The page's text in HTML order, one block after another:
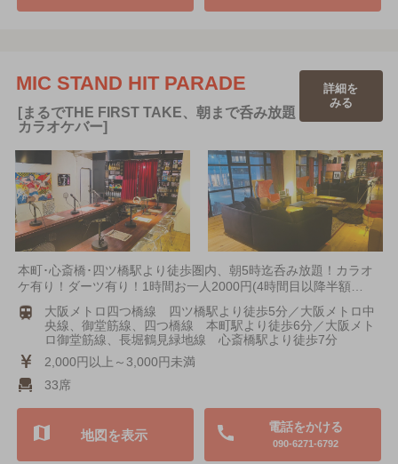
MIC STAND HIT PARADE
[まるでTHE FIRST TAKE、朝まで呑み放題
カラオケバー]
詳細を
みる
本町･心斎橋･四ツ橋駅より徒歩圏内、朝5時迄呑み放題！カラオ
ケ有り！ダーツ有り！1時間お一人2000円(4時間目以降半額…
大阪メトロ四つ橋線 四ツ橋駅より徒歩5分／大阪メトロ中
央線、御堂筋線、四つ橋線 本町駅より徒歩6分／大阪メト
ロ御堂筋線、長堀鶴見緑地線 心斎橋駅より徒歩7分
2,000円以上～3,000円未満
33席
電話をかける
090-6271-6792
地図を表示